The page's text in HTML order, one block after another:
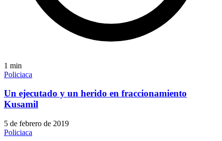
1 min
Policiaca
Un ejecutado y un herido en fraccionamiento
Kusamil
5 de febrero de 2019
Policiaca